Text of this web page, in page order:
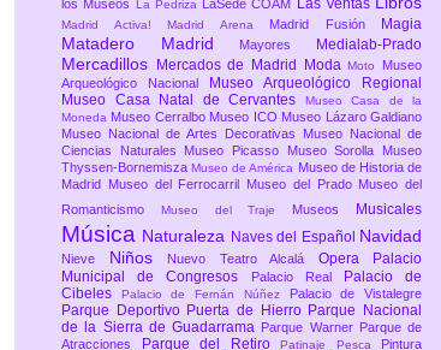
los Museos
La Pedriza LaSede COAM Las Ventas
Madrid Activa! Madrid Arena Madrid Fusión Magia
Matadero Madrid Mayores Medialab-Prado
Mercadillos Mercados de Madrid ModaMoto Museo
Arqueológico Nacional
Museo Arqueológico Regional
Museo Casa Natal de Cervantes
Museo Casa de la
Moneda Museo Cerralbo Museo ICO Museo Lázaro Galdiano
Museo Nacional de Artes Decorativas Museo Nacional de
Ciencias Naturales Museo Picasso Museo Sorolla Museo
Thyssen-BornemiszaMuseo de América Museo de Historia de
Madrid
Museo del Ferrocarril Museo del Prado Museo del
Romanticismo
Museo del Traje Museos Musicales
Música Naturaleza Naves del Español Navidad
Nieve Niños Nuevo Teatro Alcalá Opera
Palacio
Municipal de Congresos
Palacio Real
Palacio de
Cibeles
Palacio de Fernán Núñez Palacio de Vistalegre
Parque Deportivo Puerta de Hierro Parque Nacional
de la Sierra de Guadarrama Parque Warner Parque de
Atracciones
Parque del Retiro Patinaje Pesca Pintura